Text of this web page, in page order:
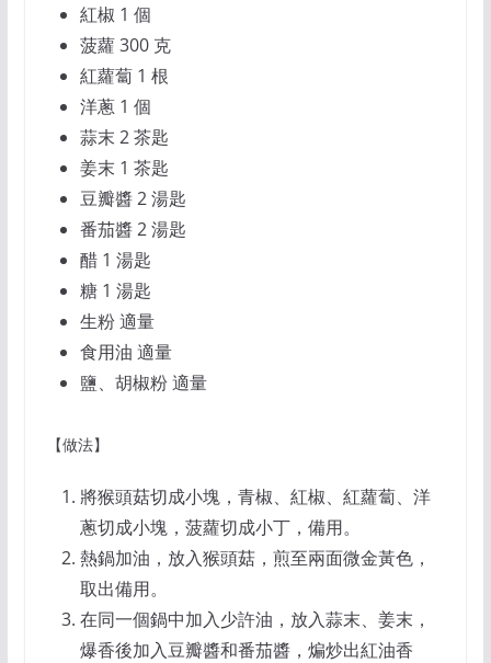
紅椒 1 個
菠蘿 300 克
紅蘿蔔 1 根
洋蔥 1 個
蒜末 2 茶匙
姜末 1 茶匙
豆瓣醬 2 湯匙
番茄醬 2 湯匙
醋 1 湯匙
糖 1 湯匙
生粉 適量
食用油 適量
鹽、胡椒粉 適量
【做法】
將猴頭菇切成小塊，青椒、紅椒、紅蘿蔔、洋
蔥切成小塊，菠蘿切成小丁，備用。
熱鍋加油，放入猴頭菇，煎至兩面微金黃色，
取出備用。
在同一個鍋中加入少許油，放入蒜末、姜末，
爆香後加入豆瓣醬和番茄醬，煸炒出紅油香